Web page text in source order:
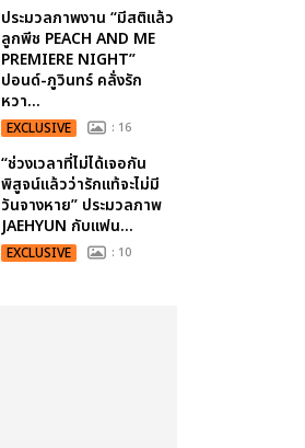
ประมวลภาพงาน “มีสติแล้ว
ลูกพีช PEACH AND ME
PREMIERE NIGHT”
ปอนด์-ภูวินทร์ คลั่งรัก
หวา...
EXCLUSIVE : 16
“ช่วงเวลาที่ไม่ได้เจอกัน
พิสูจน์แล้วว่ารักแท้จะไม่มี
วันจางหาย” ประมวลภาพ
JAEHYUN กับแฟน...
EXCLUSIVE : 10